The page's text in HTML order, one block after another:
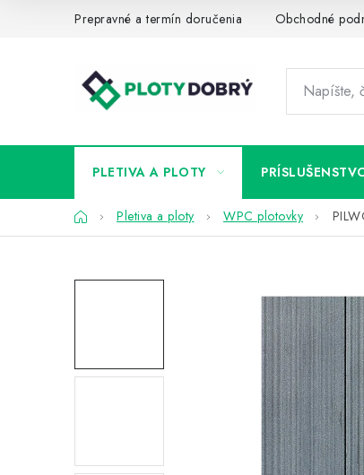
Prepravné a termín doručenia Obchodné
PLETIVA A PLOTY
DomovPletiva a ploty WPC plotovky